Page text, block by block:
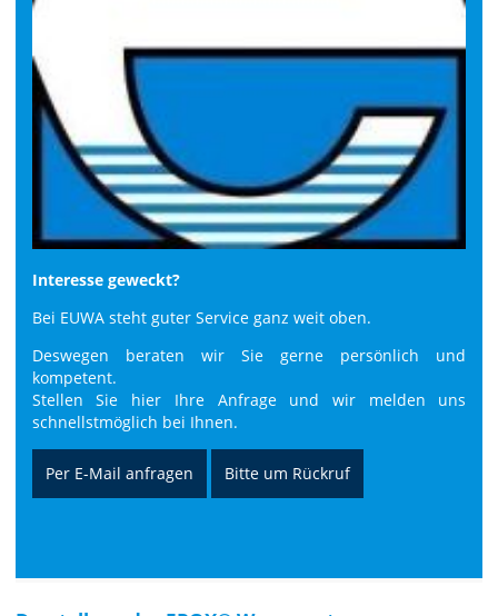
Interesse geweckt?
Bei EUWA steht guter Service ganz weit oben.
Deswegen beraten wir Sie gerne persönlich und
kompetent.
Stellen Sie hier Ihre Anfrage und wir melden uns
schnellstmöglich bei Ihnen.
Per E-Mail anfragen Bitte um Rückruf